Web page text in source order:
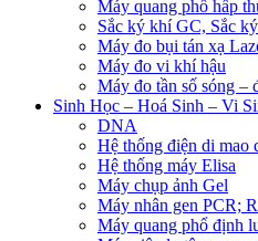
Máy quang phổ hấp
Sắc ký khí GC, Sắc
Máy đo bụi tán xạ
Máy đo vi khí hậu
Máy đo tần số sóng –
Sinh Học – Hoá Sinh – Vi
DNA
Hệ thống điện di mao
Hệ thống máy Elisa
Máy chụp ảnh Gel
Máy nhân gen PCR;
Máy quang phổ định